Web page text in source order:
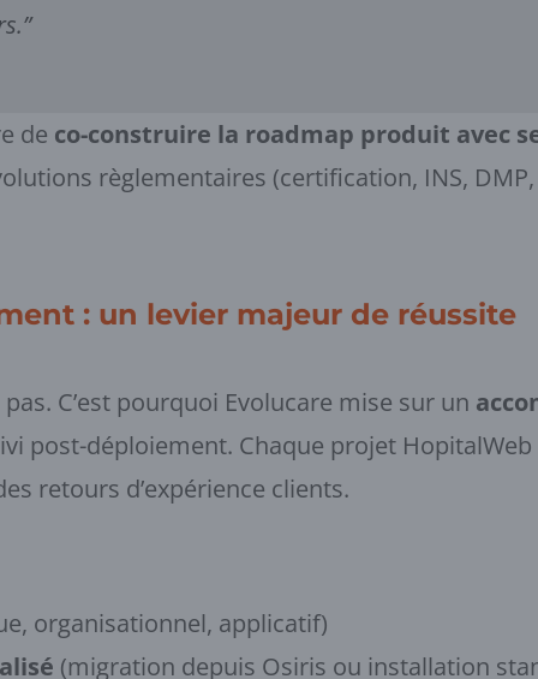
de co-construire la roadmap produit avec
règlementaires (certification, INS,
: un levier majeur de réussite
C’est pourquoi Evolucare mise sur un
post-déploiement. Chaque projet
retours d’expérience clients.
organisationnel, applicatif)
(migration depuis Osiris ou installation